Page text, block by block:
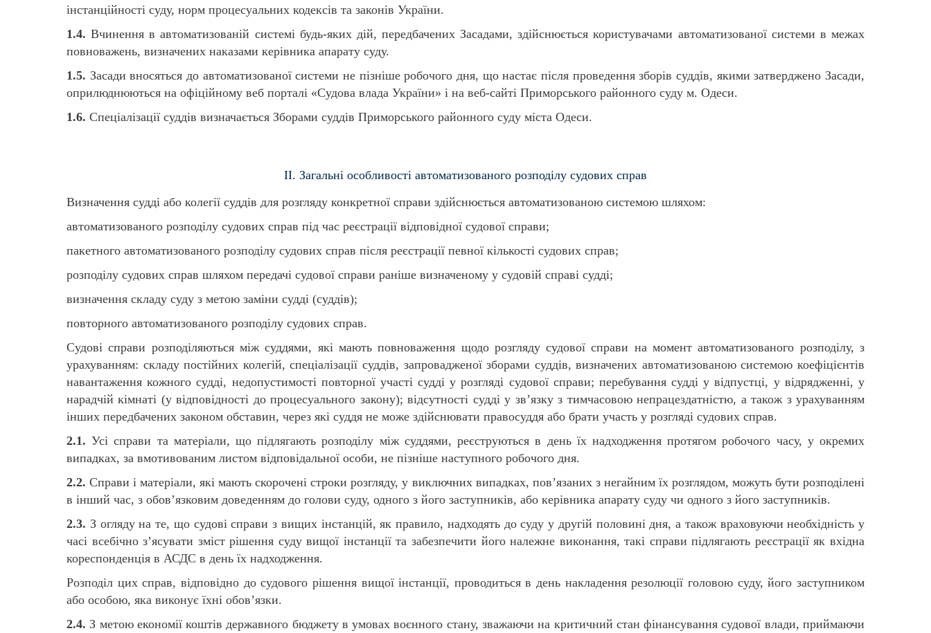
інстанційності суду, норм процесуальних кодексів та законів України.
1.4. Вчинення в автоматизованій системі будь-яких дій, передбачених Засадами, здійснюється користувачами автоматизованої системи в межах
повноважень, визначених наказами керівника апарату суду.
1.5. Засади вносяться до автоматизованої системи не пізніше робочого дня, що настає після проведення зборів суддів, якими затверджено Засади,
оприлюднюються на офіційному веб порталі «Судова влада України» і на веб-сайті Приморського районного суду м. Одеси.
1.6. Спеціалізації суддів визначається Зборами суддів Приморського районного суду міста Одеси.
ІІ. Загальні особливості автоматизованого розподілу судових справ
Визначення судді або колегії суддів для розгляду конкретної справи здійснюється автоматизованою системою шляхом:
автоматизованого розподілу судових справ під час реєстрації відповідної судової справи;
пакетного автоматизованого розподілу судових справ після реєстрації певної кількості судових справ;
розподілу судових справ шляхом передачі судової справи раніше визначеному у судовій справі судді;
визначення складу суду з метою заміни судді (суддів);
повторного автоматизованого розподілу судових справ.
Судові справи розподіляються між суддями, які мають повноваження щодо розгляду судової справи на момент автоматизованого розподілу, з
урахуванням: складу постійних колегій, спеціалізації суддів, запровадженої зборами суддів, визначених автоматизованою системою коефіцієнтів
навантаження кожного судді, недопустимості повторної участі судді у розгляді судової справи; перебування судді у відпустці, у відрядженні, у
нарадчій кімнаті (у відповідності до процесуального закону); відсутності судді у зв’язку з тимчасовою непрацездатністю, а також з урахуванням
інших передбачених законом обставин, через які суддя не може здійснювати правосуддя або брати участь у розгляді судових справ.
2.1. Усі справи та матеріали, що підлягають розподілу між суддями, реєструються в день їх надходження протягом робочого часу, у окремих
випадках, за вмотивованим листом відповідальної особи, не пізніше наступного робочого дня.
2.2. Справи і матеріали, які мають скорочені строки розгляду, у виключних випадках, пов’язаних з негайним їх розглядом, можуть бути розподілені
в інший час, з обов’язковим доведенням до голови суду, одного з його заступників, або керівника апарату суду чи одного з його заступників.
2.3. З огляду на те, що судові справи з вищих інстанцій, як правило, надходять до суду у другій половині дня, а також враховуючи необхідність у
часі всебічно з’ясувати зміст рішення суду вищої інстанції та забезпечити його належне виконання, такі справи підлягають реєстрації як вхідна
кореспонденція в АСДС в день їх надходження.
Розподіл цих справ, відповідно до судового рішення вищої інстанції, проводиться в день накладення резолюції головою суду, його заступником
або особою, яка виконує їхні обов’язки.
2.4. З метою економії коштів державного бюджету в умовах воєнного стану, зважаючи на критичний стан фінансування судової влади, приймаючи